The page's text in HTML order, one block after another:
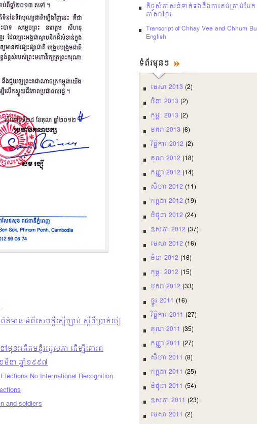
ាន អំពីសេចក្តីស្នើច្បាប់ ស្តីពីប្រាក់បៀ
អតីតមន្ទីររដ្ឋសភា ដើម្បីគោរព
មីនា ឆ្នាំ១៩៩៧
No International Recognition
and soldiers
កិច្ចសំភាសន៎ទាក់ទងនឹងការគប់គ្រាប់បែ
ភាសាខ្មែរ
Transcript of Chhay Vee and Chhum
English
ទំព័រមុនៗ
មេសា 2013 (2)
មិនា 2013 (2)
កុម្ភៈ 2013 (2)
មករា 2013 (6)
វិច្ឆិការ 2012 (2)
តុលា 2012 (18)
កញ្ញា 2012 (14)
សីហា 2012 (11)
កក្តដា 2012 (19)
មិថុនា 2012 (24)
ឩសភា 2012 (37)
មេសា 2012 (16)
មិនា 2012 (16)
កុម្ភៈ 2012 (15)
មករា 2012 (33)
ធ្នូរ 2011 (16)
វិច្ឆិការ 2011 (27)
តុលា 2011 (35)
កញ្ញា 2011 (27)
សីហា 2011 (8)
កក្តដា 2011 (25)
មិថុនា 2011 (54)
ឩសភា 2011 (23)
មេសា 2011 (2)